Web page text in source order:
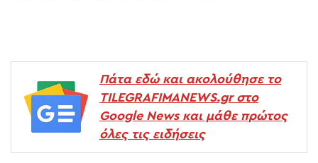
Πάτα εδώ και ακολούθησε το
TILEGRAFIMANEWS.gr στο
Google News και μάθε πρώτος
όλες τις ειδήσεις